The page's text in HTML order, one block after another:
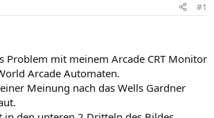
#1
Problem mit meinem Arcade CRT Monitor
Arcade Automaten.
Meinung nach das Wells Gardner